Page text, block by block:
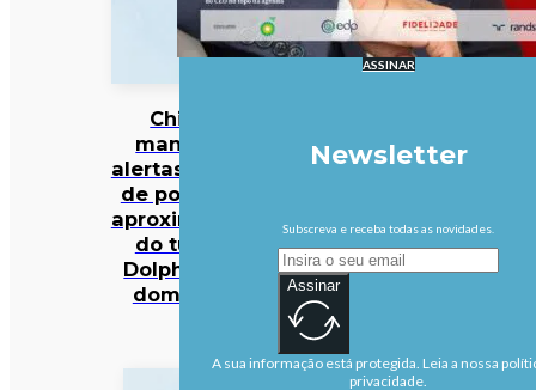
China
mantém
alertas antes
de possível
aproximação
do tufão
Dolphin no
domingo
ASSINAR
Newsletter
Subscreva e receba todas as novidades.
Assinar
A sua informação está protegida. Leia a nossa
privacidade.